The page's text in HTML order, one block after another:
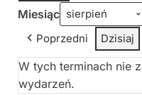
Miesiąc
Poprzedni Dzisiaj
W tych terminach nie
wydarzeń.